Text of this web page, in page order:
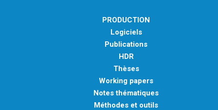
PRODUCTION
Logiciels
Publications
HDR
Thèses
Working papers
Notes thématiques
Méthodes et outils